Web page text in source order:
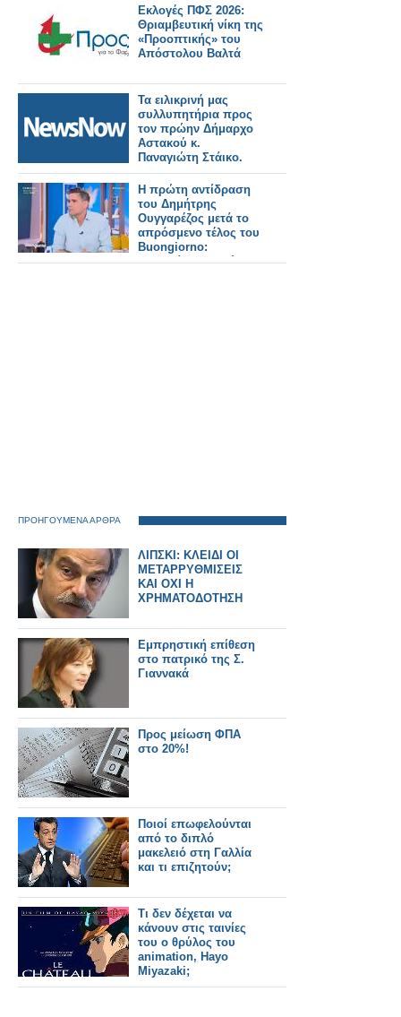
Εκλογές ΠΦΣ 2026:
Θριαμβευτική νίκη της
«Προοπτικής» του
Απόστολου Βαλτά
Τα ειλικρινή μας
συλλυπητήρια προς
τον πρώην Δήμαρχο
Αστακού κ.
Παναγιώτη Στάικο.
Η πρώτη αντίδραση
του Δημήτρης
Ουγγαρέζος μετά το
απρόσμενο τέλος του
Buongiorno:
«Εννοείται πως έχω
ΠΡΟΗΓΟΥΜΕΝΑ ΑΡΘΡΑ
ΛΙΠΣΚΙ: ΚΛΕΙΔΙ ΟΙ
ΜΕΤΑΡΡΥΘΜΙΣΕΙΣ
ΚΑΙ ΟΧΙ Η
ΧΡΗΜΑΤΟΔΟΤΗΣΗ
Εμπρηστική επίθεση
στο πατρικό της Σ.
Γιαννακά
Προς μείωση ΦΠΑ
στο 20%!
Ποιοί επωφελούνται
από το διπλό
μακελειό στη Γαλλία
και τι επιζητούν;
Τι δεν δέχεται να
κάνουν στις ταινίες
του ο θρύλος του
animation, Hayo
Miyazaki;